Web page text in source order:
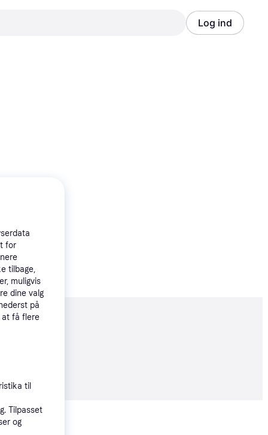
Log ind
Vis alle
for
tilbage,
muligvis
dine valg
på
at få flere
til
Tilpasset
og